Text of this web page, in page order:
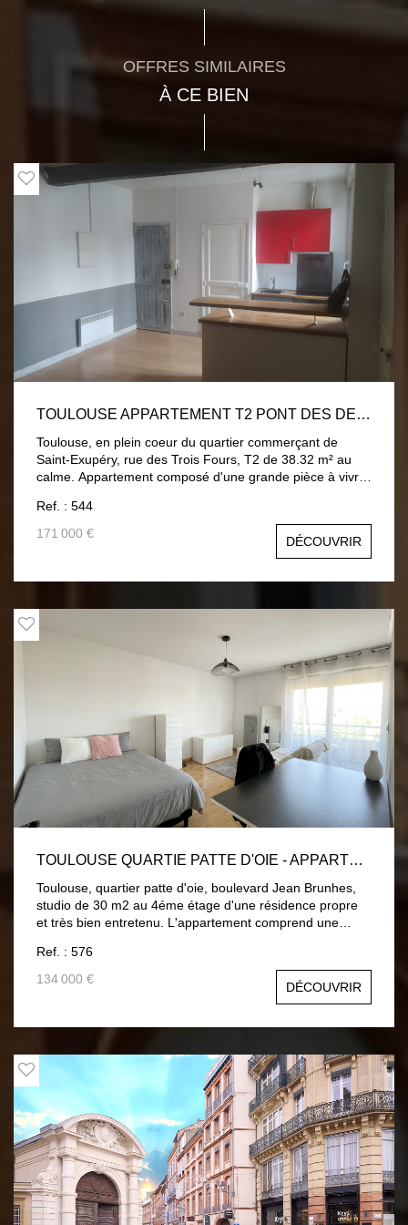
OFFRES SIMILAIRES
À CE BIEN
TOULOUSE APPARTEMENT T2 PONT DES DEMOISELLES
Toulouse, en plein coeur du quartier commerçant de
Saint-Exupéry, rue des Trois Fours, T2 de 38.32 m² au
calme. Appartement composé d'une grande pièce à vivre
avec placard et salle de douche avec toilettes. Proche
commerces et transports. DPE en cour de réalisation. Prix
du bien : 171 000 euros Honoraires charges vendeur.
Ref. : 544
171 000 €
DÉCOUVRIR
TOULOUSE QUARTIE PATTE D'OIE - APPARTEMENT T1 30 M2
Toulouse, quartier patte d'oie, boulevard Jean Brunhes,
studio de 30 m2 au 4éme étage d'une résidence propre
et très bien entretenu. L'appartement comprend une
balcon. Le logement est vendu avec une place de parking
. Chauffage et eau chaude individuel électrique.
vendu vide, congés pour vente déjà délivré. Charges de
copropriété 800€ / an Prix: 134 000 € Honoraires charges
Ref. : 576
134 000 €
DÉCOUVRIR